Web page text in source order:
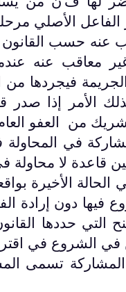
الأصلي
عنه حسب
معاقب عنه
فيجردها من
الأمر إذا صدر
من العفو
في المحاولة
قاعدة لا محاولة
الأخيرة
فيها دون إرادة
التي حددها
في الشروع في
تسمى